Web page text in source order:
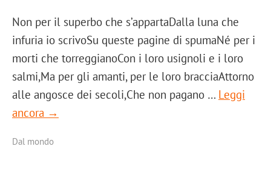
Non per il superbo che s’appartaDalla luna che
infuria io scrivoSu queste pagine di spumaNé per i
morti che torreggianoCon i loro usignoli e i loro
salmi,Ma per gli amanti, per le loro bracciaAttorno
alle angosce dei secoli,Che non pagano … Leggi
ancora →
Dal mondo